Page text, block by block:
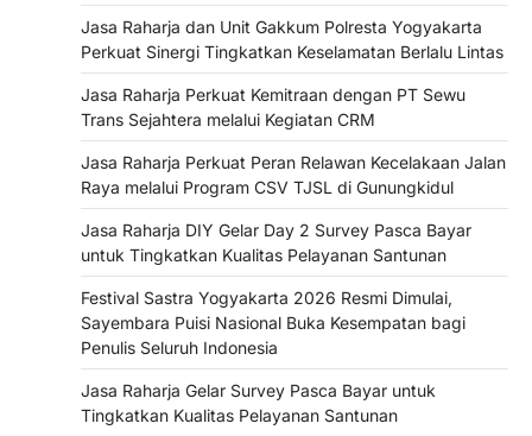
Jasa Raharja dan Unit Gakkum Polresta Yogyakarta
Perkuat Sinergi Tingkatkan Keselamatan Berlalu Lintas
Jasa Raharja Perkuat Kemitraan dengan PT Sewu
Trans Sejahtera melalui Kegiatan CRM
Jasa Raharja Perkuat Peran Relawan Kecelakaan Jalan
Raya melalui Program CSV TJSL di Gunungkidul
Jasa Raharja DIY Gelar Day 2 Survey Pasca Bayar
untuk Tingkatkan Kualitas Pelayanan Santunan
Festival Sastra Yogyakarta 2026 Resmi Dimulai,
Sayembara Puisi Nasional Buka Kesempatan bagi
Penulis Seluruh Indonesia
Jasa Raharja Gelar Survey Pasca Bayar untuk
Tingkatkan Kualitas Pelayanan Santunan